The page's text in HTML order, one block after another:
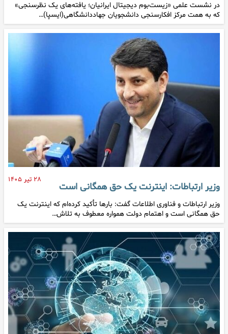
در نشست علمی «زیست‌بوم دیجیتال ایرانیان؛ یافته‌های یک نظرسنجی»
که به همت مرکز افکارسنجی دانشجویان جهاددانشگاهی(ایسپا)…
۲۸ تیر ۱۴۰۵
وزیر ارتباطات: اینترنت یک حق همگانی است
وزیر ارتباطات و فناوری اطلاعات گفت: بارها تأکید کرده‌ام که اینترنت یک
حق همگانی است و اهتمام دولت همواره معطوف به تلاش…